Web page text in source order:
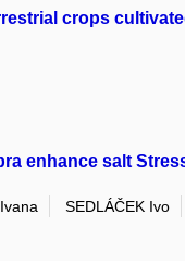
crops
enhance salt
SEDLÁČEK Ivo